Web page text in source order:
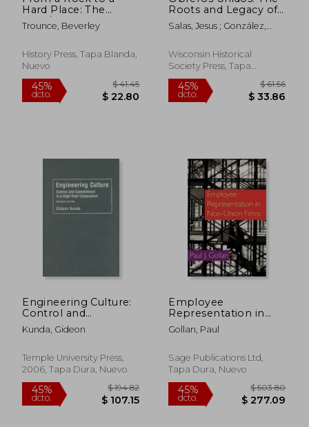
45%
dcto.
Hard Place: The
1984/85 Miners' Strike
(en Inglés)
Trounce, Beverley
History Press, Tapa Blanda,
Nuevo
Roots and Legacy of
the Farmworkers
Movement (en
Salas, Jesus ; González,
Wisconsin Historical
Society Press, Tapa
Blanda, Nuevo
Engineering Culture:
Control and
Commitment in a
High-Tech
Inglés)
Kunda, Gideon
Temple University Press,
2006, Tapa Dura, Nuevo
Employee
Representation in
Non-Union Firms (en
Inglés)
Gollan, Paul
Sage Publications Ltd,
Tapa Dura, Nuevo